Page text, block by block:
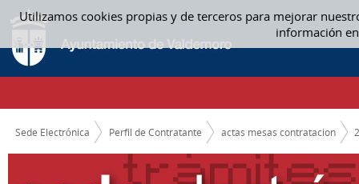
Utilizamos cookies propias y de terceros para mejorar
información
Saltar al contenido
ACTAS MESAS CONTRATACION
CAMINO DE MIGAS
Sede Electrónica Perfil de Contratante actas mesas contratacion